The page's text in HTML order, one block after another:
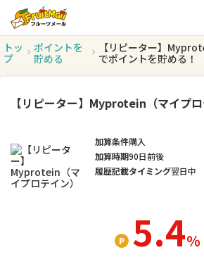
トッ
プ
ポイントを
貯める
【リピーター】
でポイントを貯める！
【リピーター】Myprotein（マイプロ
5.4％
加算条件購入
加算時期90日前後
履歴記載タイミング翌日中